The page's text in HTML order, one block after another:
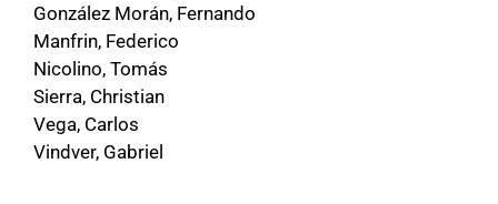
González Morán, Fernando
Manfrin, Federico
Nicolino, Tomás
Sierra, Christian
Vega, Carlos
Vindver, Gabriel